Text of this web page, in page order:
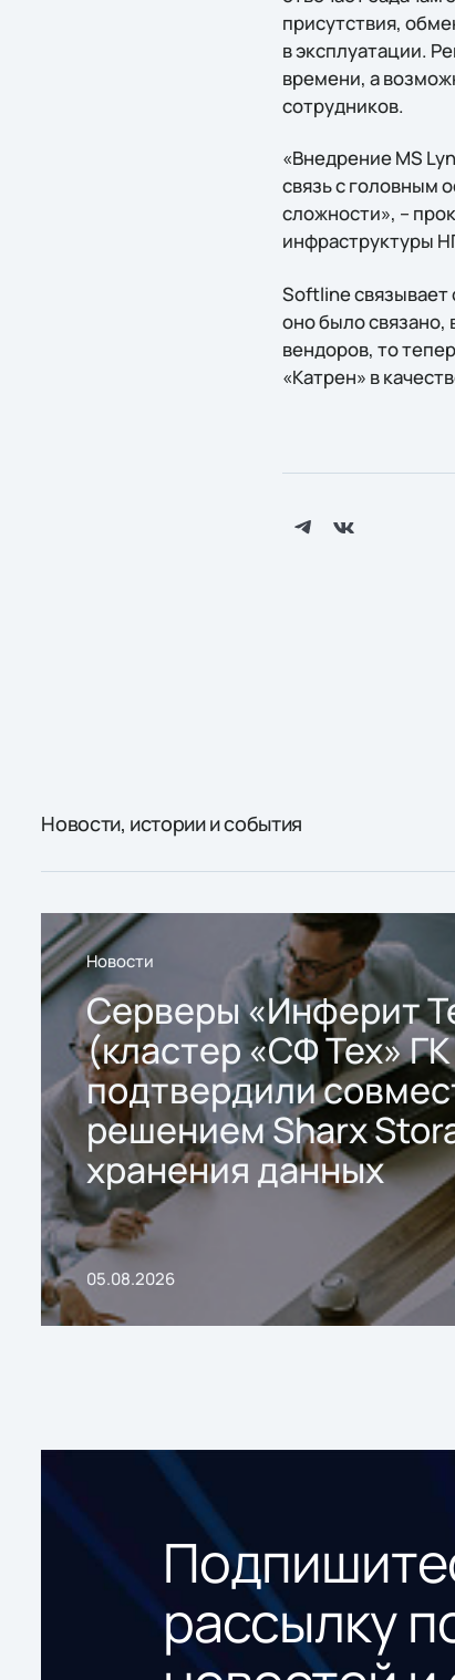
присутствия,
в эксплуатации.
времени, а
сотрудников.
«Внедрение MS
связь с головным
сложности», –
инфраструктуры
Softline
оно было связано,
вендоров, то
«Катрен» в
Новости, истории и события
Новости
Серверы «Инферит
(кластер «СФ Тех»
подтвердили
решением Sharx
хранения данных
05.08.2026
рассылку